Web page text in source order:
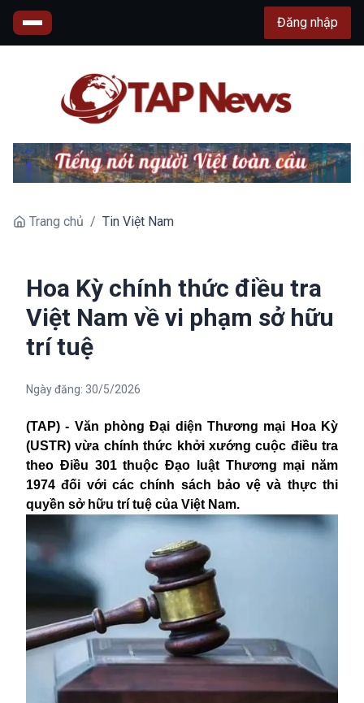
Đăng nhập
Trang chủ / Tin Việt Nam
Hoa Kỳ chính thức điều tra
Việt Nam về vi phạm sở hữu
trí tuệ
Ngày đăng: 30/5/2026
(TAP) - Văn phòng Đại diện Thương mại Hoa Kỳ
(USTR) vừa chính thức khởi xướng cuộc điều tra
theo Điều 301 thuộc Đạo luật Thương mại năm
1974 đối với các chính sách bảo vệ và thực thi
quyền sở hữu trí tuệ của Việt Nam.